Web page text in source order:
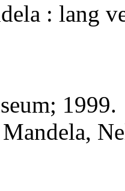
: lang
1999.